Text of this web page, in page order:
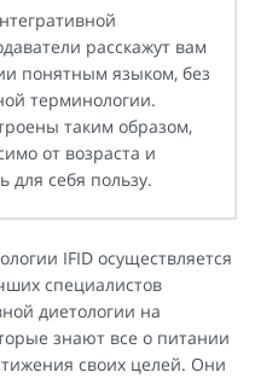
расскажут вам
понятным языком, без
терминологии.
таким образом,
от возраста и
для себя пользу.
IFID осуществляется
специалистов
диетологии на
знают все о питании
своих целей. Они